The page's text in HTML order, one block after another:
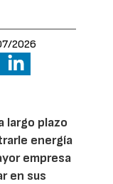
2026
largo plazo
energía
empresa
en sus